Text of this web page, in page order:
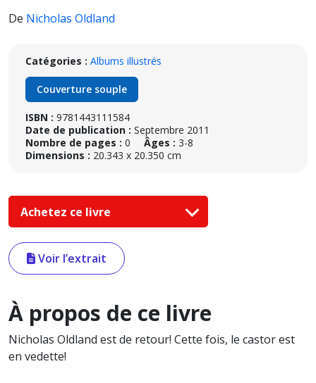
De Nicholas Oldland
Catégories : Albums illustrés
Couverture souple
ISBN : 9781443111584
Date de publication : Septembre 2011
Nombre de pages : 0 Âges : 3-8
Dimensions : 20.343 x 20.350 cm
Achetez ce livre
Voir l’extrait
À propos de ce livre
Nicholas Oldland est de retour! Cette fois, le castor est
en vedette!